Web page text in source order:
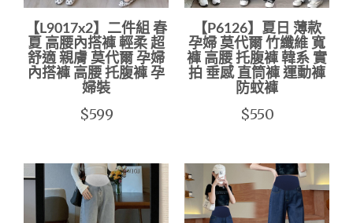
【L9017x2】二件組 春
夏 高腰內搭褲 輕柔 超
舒適 親膚 莫代爾 孕婦
內搭褲 高腰 托腹褲 孕
婦裝
$599
【P6126】夏日 薄款
孕婦 莫代爾 竹纖維 寬
褲 高腰 托腹褲 韓系 實
拍 垂感 直筒褲 運動褲
防蚊褲
$550